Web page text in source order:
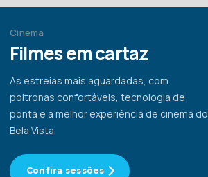
Cinema
Filmes em cartaz
As estreias mais aguardadas, com
poltronas confortáveis, tecnologia de
ponta e a melhor experiência de cinema do
Bela Vista.
Confira sessões